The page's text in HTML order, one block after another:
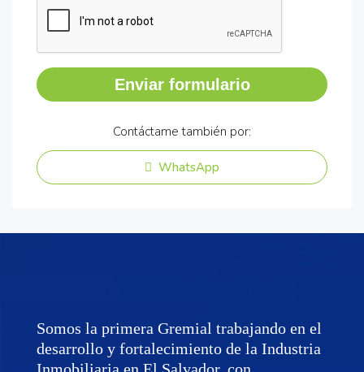
Enviar formulario
Contáctame también por:
WhatsApp
Somos la primera Gremial trabajando en el
desarrollo y fortalecimiento de la Industria